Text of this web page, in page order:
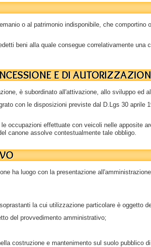
o al patrimonio indisponibile, che
beni alla quale consegue correlativamente
E DI
è subordinato all'attivazione, allo sviluppo
con le disposizioni previste dal D.Lgs 30
occupazioni effettuate con veicoli nelle apposite
canone assolve contestualmente tale obbligo.
ha luogo con la presentazione
la cui utilizzazione particolare è oggetto
del provvedimento amministrativo;
costruzione e mantenimento sul suolo pubblico